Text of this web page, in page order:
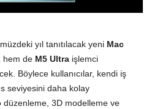
yıl tanıtılacak yeni Mac
hem de M5 Ultra işlemci
Böylece kullanıcılar, kendi iş
seviyesini daha kolay
düzenleme, 3D modelleme ve